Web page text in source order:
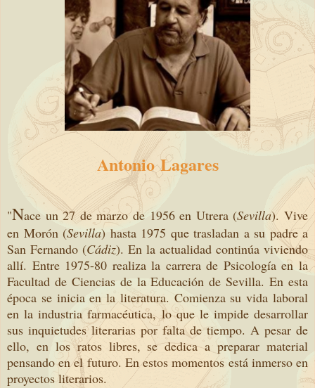
Antonio Lagares
"Nace un 27 de marzo de 1956 en Utrera (Sevilla). Vive
en Morón (Sevilla) hasta 1975 que trasladan a su padre a
San Fernando (Cádiz). En la actualidad continúa viviendo
allí. Entre 1975-80 realiza la carrera de Psicología en la
Facultad de Ciencias de la Educación de Sevilla. En esta
época se inicia en la literatura. Comienza su vida laboral
en la industria farmacéutica, lo que le impide desarrollar
sus inquietudes literarias por falta de tiempo. A pesar de
ello, en los ratos libres, se dedica a preparar material
pensando en el futuro. En estos momentos está inmerso en
proyectos literarios.